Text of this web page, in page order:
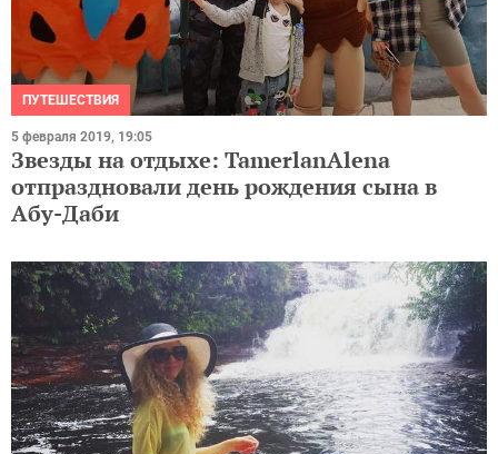
ПУТЕШЕСТВИЯ
5 февраля 2019, 19:05
Звезды на отдыхе: TamerlanAlena
отпраздновали день рождения сына в
Абу-Даби